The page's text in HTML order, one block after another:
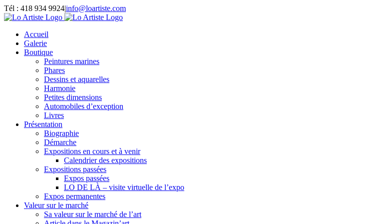
Passer
au
Tél : 418 934 9924|info@loartiste.com
Facebook
Instagram
Email
Pinterest
YouTube
Accueil
Galerie
Boutique
Peintures marines
Phares
Dessins et aquarelles
Harmonie
Petites dimensions
Automobiles d’exception
Livres
Présentation
Biographie
Démarche
Expositions en cours et à venir
Calendrier des expositions
Expositions passées
Expos passées
LO DE LÀ – visite virtuelle de l’expo
Expos permanentes
Valeur sur le marché
Sa valeur sur le marché de l’art